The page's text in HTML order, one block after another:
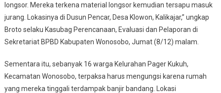
longsor. Mereka terkena material longsor kemudian tersapu masuk
jurang. Lokasinya di Dusun Pencar, Desa Klowon, Kalikajar,” ungkap
Broto selaku Kasubag Perencanaan, Evaluasi dan Pelaporan di
Sekretariat BPBD Kabupaten Wonosobo, Jumat (8/12) malam.
Sementara itu, sebanyak 16 warga Kelurahan Pager Kukuh,
Kecamatan Wonosobo, terpaksa harus mengungsi karena rumah
yang mereka tinggali terdampak banjir bandang. Lokasi